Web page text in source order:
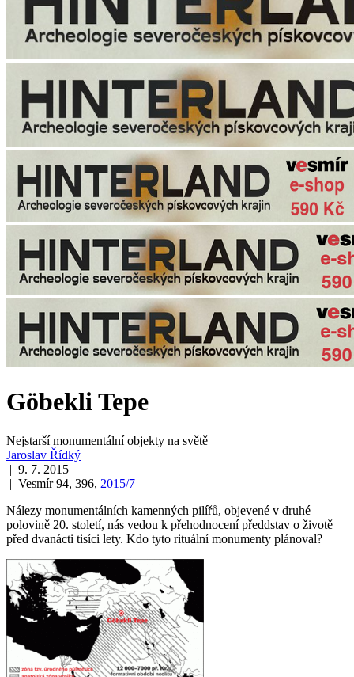
Göbekli Tepe
Nejstarší monumentální objekty na světě
Jaroslav Řídký
| 9. 7. 2015
| Vesmír 94, 396, 2015/7
Nálezy monumentálních kamenných pilířů, objevené v druhé
polovině 20. století, nás vedou k přehodnocení předdstav o životě
před dvanácti tisíci lety. Kdo tyto rituální monumenty plánoval?